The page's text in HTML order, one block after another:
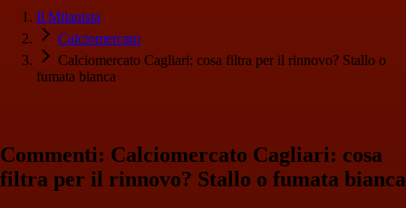
Il Milanista
Calciomercato
Calciomercato Cagliari: cosa filtra per il rinnovo? Stallo o
fumata bianca
Commenti: Calciomercato Cagliari: cosa
filtra per il rinnovo? Stallo o fumata bianca